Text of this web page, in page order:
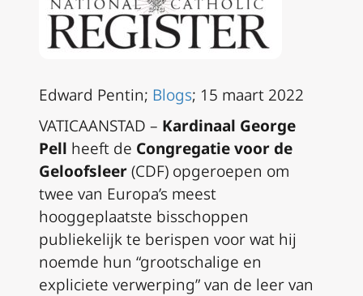
Edward Pentin; Blogs; 15 maart 2022
VATICAANSTAD – Kardinaal George
Pell heeft de Congregatie voor de
Geloofsleer(CDF) opgeroepen om
twee van Europa’s meest
hooggeplaatste bisschoppen
publiekelijk te berispen voor wat hij
noemde hun “grootschalige en
expliciete verwerping” van de leer van